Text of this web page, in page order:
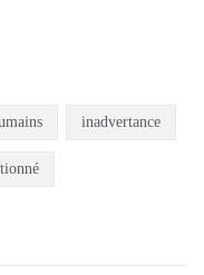
inadvertance